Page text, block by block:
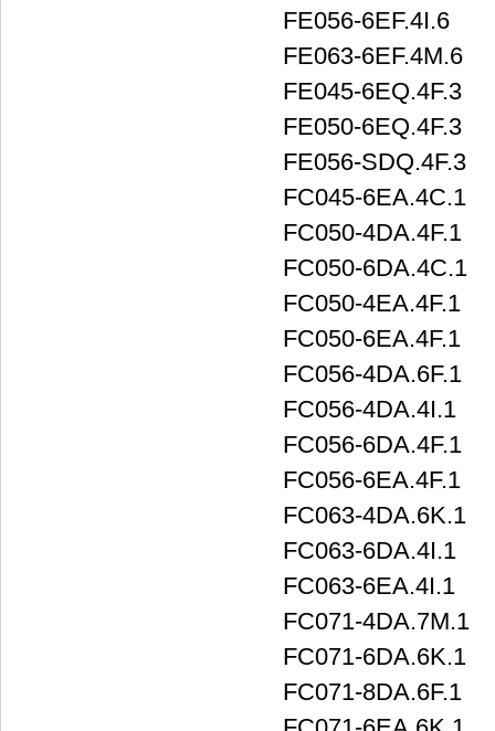
FE056-6EF.4I.6
FE063-6EF.4M.6
FE045-6EQ.4F.3
FE050-6EQ.4F.3
FE056-SDQ.4F.3
FC045-6EA.4C.1
FC050-4DA.4F.1
FC050-6DA.4C.1
FC050-4EA.4F.1
FC050-6EA.4F.1
FC056-4DA.6F.1
FC056-4DA.4I.1
FC056-6DA.4F.1
FC056-6EA.4F.1
FC063-4DA.6K.1
FC063-6DA.4I.1
FC063-6EA.4I.1
FC071-4DA.7M.1
FC071-6DA.6K.1
FC071-8DA.6F.1